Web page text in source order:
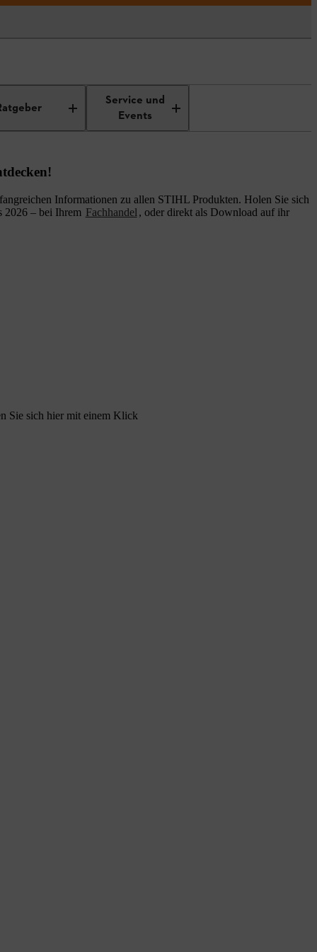
Service und
Events
Informationen zu allen STIHL Produkten. Holen Sie sich
2026 – bei Ihrem Fachhandel , oder direkt als Download auf ihr
Sie sich hier mit einem Klick